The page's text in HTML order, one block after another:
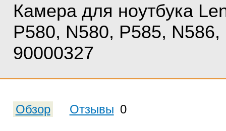
Камера для ноутбука
P580, N580, P585, N586,
90000327
Обзор Отзывы 0